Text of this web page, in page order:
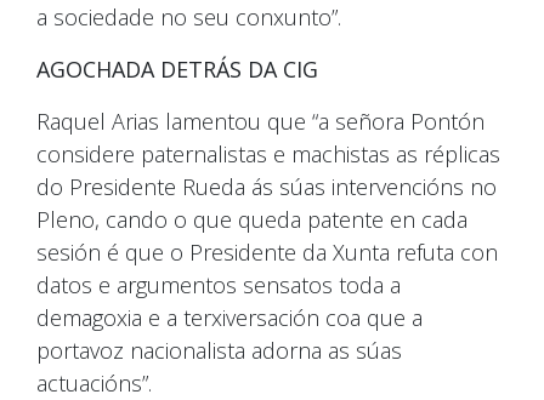
a sociedade no seu conxunto”.
AGOCHADA DETRÁS DA CIG
Raquel Arias lamentou que “a señora Pontón
considere paternalistas e machistas as réplicas
do Presidente Rueda ás súas intervencións no
Pleno, cando o que queda patente en cada
sesión é que o Presidente da Xunta refuta con
datos e argumentos sensatos toda a
demagoxia e a terxiversación coa que a
portavoz nacionalista adorna as súas
actuacións”.